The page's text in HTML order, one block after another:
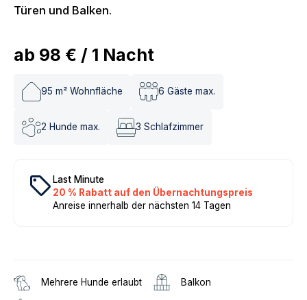
Türen und Balken.
ab 98 € / 1 Nacht
95 m² Wohnfläche 6 Gäste max.
2 Hunde max. 3 Schlafzimmer
local_offer Last Minute
20 % Rabatt auf den Übernachtungspreis
Anreise innerhalb der nächsten 14 Tagen
Mehrere Hunde erlaubt Balkon